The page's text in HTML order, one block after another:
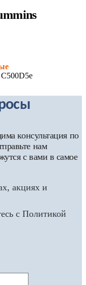
консультация по
нам
с вами в самое
акциях и
с Политикой